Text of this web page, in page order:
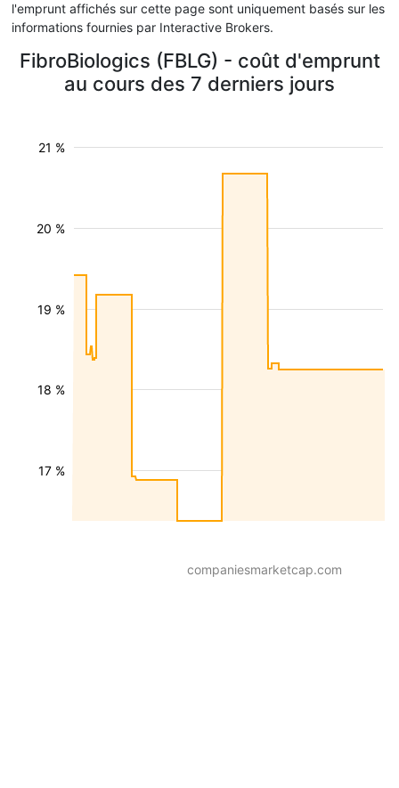
l'emprunt affichés sur cette page sont uniquement basés sur les
informations fournies par Interactive Brokers.
FibroBiologics (FBLG) - coût d'emprunt
au cours des 7 derniers jours
17 %
18 %
19 %
20 %
21 %
companiesmarketcap.com